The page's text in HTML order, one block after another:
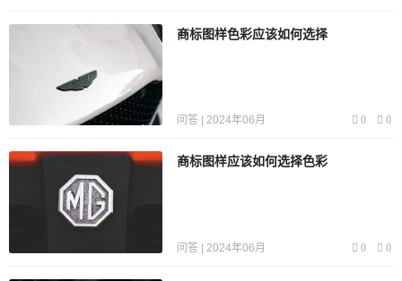
商标图样色彩应该如何选择
问答 | 2024年06月 0 0
商标图样应该如何选择色彩
问答 | 2024年06月 0 0